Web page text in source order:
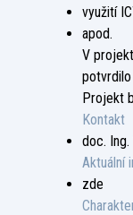
využití
apod.
V
Projekt
Kontakt
doc.
Aktuální
zde